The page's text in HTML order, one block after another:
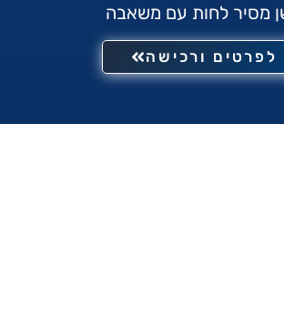
מסיר לחות עם משאבה
לפרטים ורכישה